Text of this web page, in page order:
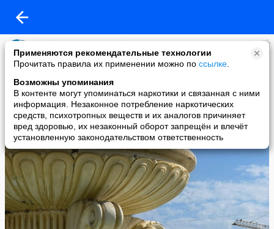
Применяются рекомендательные технологии
Прочитать правила их применении можно по ссылке
Возможны упоминания
В контенте могут упоминаться наркотики и связанная с ними
информация. Незаконное потребление наркотических
средств, психотропных веществ и их аналогов причиняет
вред здоровью, их незаконный оборот запрещён и влечёт
установленную законодательством ответственность
Go Abxazia!!! Едем в Абхазию!!!
added a photo
10 Jun в 21:04